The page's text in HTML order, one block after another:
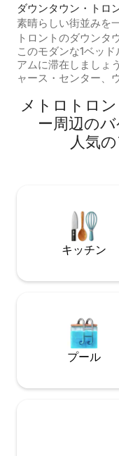
ダウンタウン・トロ
ンション・アパート
素晴らしい街並みを
ニアム、CNタワー
トロントのダウンタ
このモダンな1ベッ
アムに滞在しましょ
ャース・センター、
室に快適なクイーン
ビングルームにソフ
ており、カップルや
最適です。床から天
Fi、お部屋内の洗濯
います。ゲストは、
ご利用いただけます。
メトロトロ
ー⁠周⁠辺⁠の
人⁠気⁠
キッチン
プール